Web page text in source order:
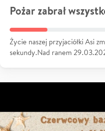
Pożar zabrał
Życie naszej przyjaciółki Asi
sekundy.Nad ranem